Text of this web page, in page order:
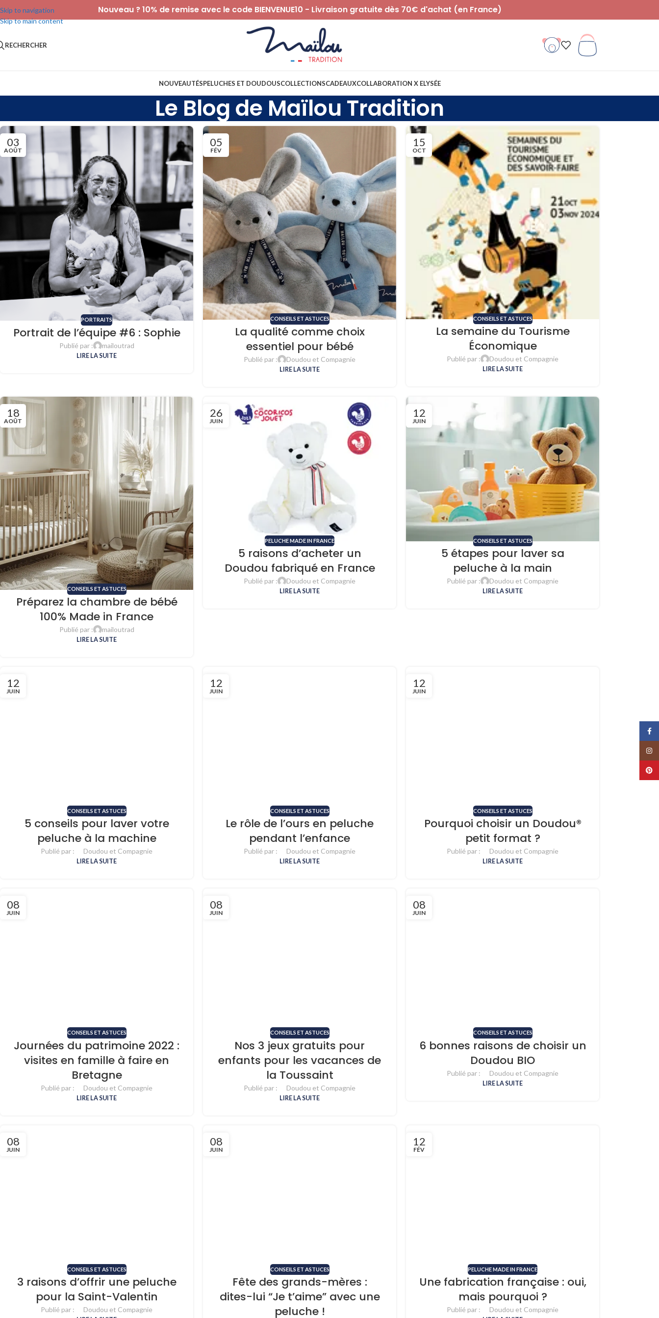
Skip to navigation
Skip to main content
Nouveau ? 10% de remise avec le code BIENVENUE10 - Livraison gratuite dès 70€ d'achat (en France)
RECHERCHER
NOUVEAUTÉSPELUCHES ET DOUDOUSCOLLECTIONSCADEAUXCOLLABORATION X ELYSÉE
Le Blog de Maïlou Tradition
03
AOÛT
PORTRAITS
Portrait de l’équipe #6 : Sophie
Publié par : mailoutrad
LIRE LA SUITE
05
FÉV
CONSEILS ET ASTUCES
La qualité comme choix
essentiel pour bébé
Publié par : Doudou et Compagnie
LIRE LA SUITE
15
OCT
CONSEILS ET ASTUCES
La semaine du Tourisme
Économique
Publié par : Doudou et Compagnie
LIRE LA SUITE
18
AOÛT
CONSEILS ET ASTUCES
Préparez la chambre de bébé
100% Made in France
Publié par : mailoutrad
LIRE LA SUITE
26
JUIN
PELUCHE MADE IN FRANCE
5 raisons d’acheter un
Doudou fabriqué en France
Publié par : Doudou et Compagnie
LIRE LA SUITE
12
JUIN
CONSEILS ET ASTUCES
5 étapes pour laver sa
peluche à la main
Publié par : Doudou et Compagnie
LIRE LA SUITE
12
JUIN
CONSEILS ET ASTUCES
5 conseils pour laver votre
peluche à la machine
Publié par : Doudou et Compagnie
LIRE LA SUITE
12
JUIN
CONSEILS ET ASTUCES
Le rôle de l’ours en peluche
pendant l’enfance
Publié par : Doudou et Compagnie
LIRE LA SUITE
12
JUIN
CONSEILS ET ASTUCES
Pourquoi choisir un Doudou®
petit format ?
Publié par : Doudou et Compagnie
LIRE LA SUITE
08
JUIN
CONSEILS ET ASTUCES
Journées du patrimoine 2022 :
visites en famille à faire en
Bretagne
Publié par : Doudou et Compagnie
LIRE LA SUITE
08
JUIN
CONSEILS ET ASTUCES
Nos 3 jeux gratuits pour
enfants pour les vacances de
la Toussaint
Publié par : Doudou et Compagnie
LIRE LA SUITE
08
JUIN
CONSEILS ET ASTUCES
6 bonnes raisons de choisir un
Doudou BIO
Publié par : Doudou et Compagnie
LIRE LA SUITE
08
JUIN
CONSEILS ET ASTUCES
3 raisons d’offrir une peluche
pour la Saint-Valentin
Publié par : Doudou et Compagnie
08
JUIN
CONSEILS ET ASTUCES
Fête des grands-mères :
dites-lui “Je t’aime” avec une
peluche !
12
FÉV
PELUCHE MADE IN FRANCE
Une fabrication française : oui,
mais pourquoi ?
Publié par : Doudou et Compagnie